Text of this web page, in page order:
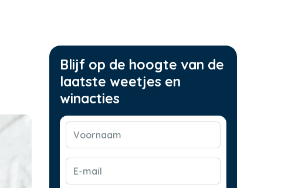
Blijf op de hoogte van de
laatste weetjes en
winacties
Voornaam
E-
mail